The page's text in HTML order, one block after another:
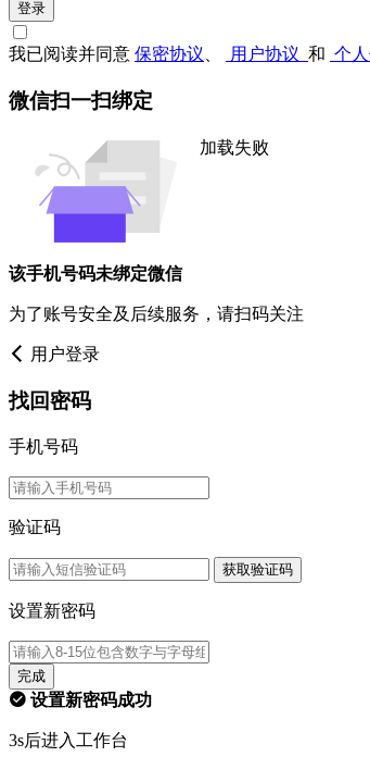
登录
我已阅读并同意 保密协议 用户协议 和 个
微信扫一扫绑定
加载失败
该手机号码未绑定微信
为了账号安全及后续服务，请扫码关注
用户登录
找回密码
手机号码
验证码
获取验证码
设置新密码
完成
设置新密码成功
3s后进入工作台